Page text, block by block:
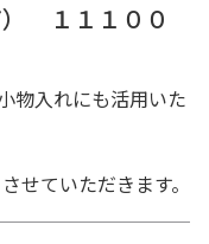
） １１１００
物入れにも活用いた
せていただきます。